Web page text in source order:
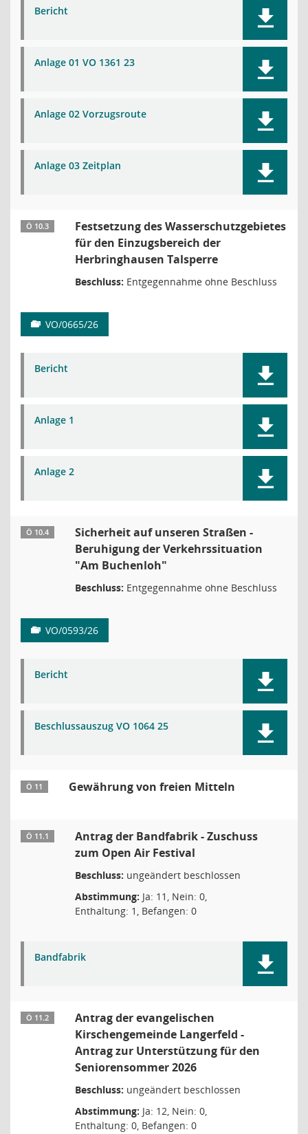
Bericht
Anlage 01 VO 1361 23
Anlage 02 Vorzugsroute
Anlage 03 Zeitplan
Ö 10.3
Festsetzung des Wasserschutzgebietes
für den Einzugsbereich der
Herbringhausen Talsperre
Beschluss: Entgegennahme ohne Beschluss
VO/0665/26
Bericht
Anlage 1
Anlage 2
Ö 10.4
Sicherheit auf unseren Straßen -
Beruhigung der Verkehrssituation
"Am Buchenloh"
Beschluss: Entgegennahme ohne Beschluss
VO/0593/26
Bericht
Beschlussauszug VO 1064 25
Ö 11 Gewährung von freien Mitteln
Ö 11.1
Antrag der Bandfabrik - Zuschuss
zum Open Air Festival
Beschluss: ungeändert beschlossen
Abstimmung: Ja: 11, Nein: 0,
Enthaltung: 1, Befangen: 0
Bandfabrik
Ö 11.2
Antrag der evangelischen
Kirschengemeinde Langerfeld -
Antrag zur Unterstützung für den
Seniorensommer 2026
Beschluss: ungeändert beschlossen
Abstimmung: Ja: 12, Nein: 0,
Enthaltung: 0, Befangen: 0